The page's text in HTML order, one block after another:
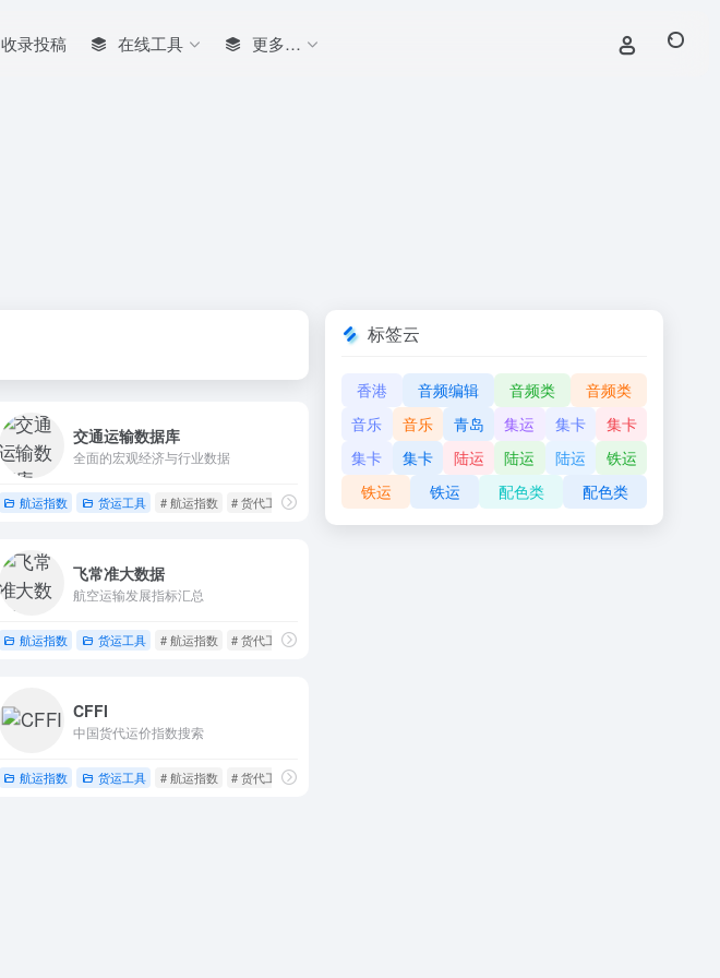
收录投稿 在线工具 更多…
交通运输数据库
全面的宏观经济与行业数据
航运指数 货运工具 # 航运指数 # 货代工具
飞常准大数据
航空运输发展指标汇总
航运指数 货运工具 # 航运指数 # 货代工具
CFFI
中国货代运价指数搜索
航运指数 货运工具 # 航运指数 # 货代工具
标签云
香港 音频编辑 音频类
音频类
音乐
音乐 青岛 集运 集卡
集卡
集卡
集卡 陆运 陆运 陆运
铁运
铁运
铁运 配色类 配色类